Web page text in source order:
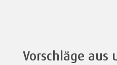
Vorschläge aus